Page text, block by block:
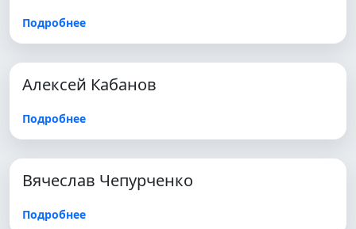
Подробнее
Алексей Кабанов
Подробнее
Вячеслав Чепурченко
Подробнее